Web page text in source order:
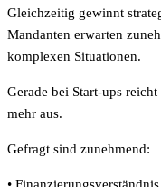
Gleichzeitig gewinnt
Mandanten erwarten
komplexen Situationen.
Gerade bei Start-ups
mehr aus.
Gefragt sind zunehmend: